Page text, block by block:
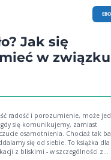
Jak się
w związku
radość i porozumienie, może
się komunikujemy, zamiast
osamotnienia. Chociaż tak
siebie. To książka dla osób,
z bliskimi - w szczególności z